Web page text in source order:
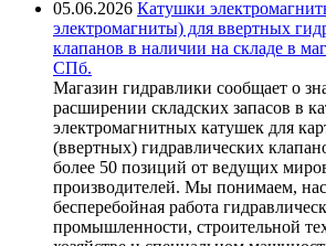
05.06.2026 Катушки
электромагниты) для ввертных
клапанов в наличии на складе в
СПб.
Магазин гидравлики сообщает о
расширении складских запасов в
электромагнитных катушек для
(ввертных) гидравлических
более 50 позиций от ведущих
производителей. Мы понимаем,
бесперебойная работа
промышленности, строительной